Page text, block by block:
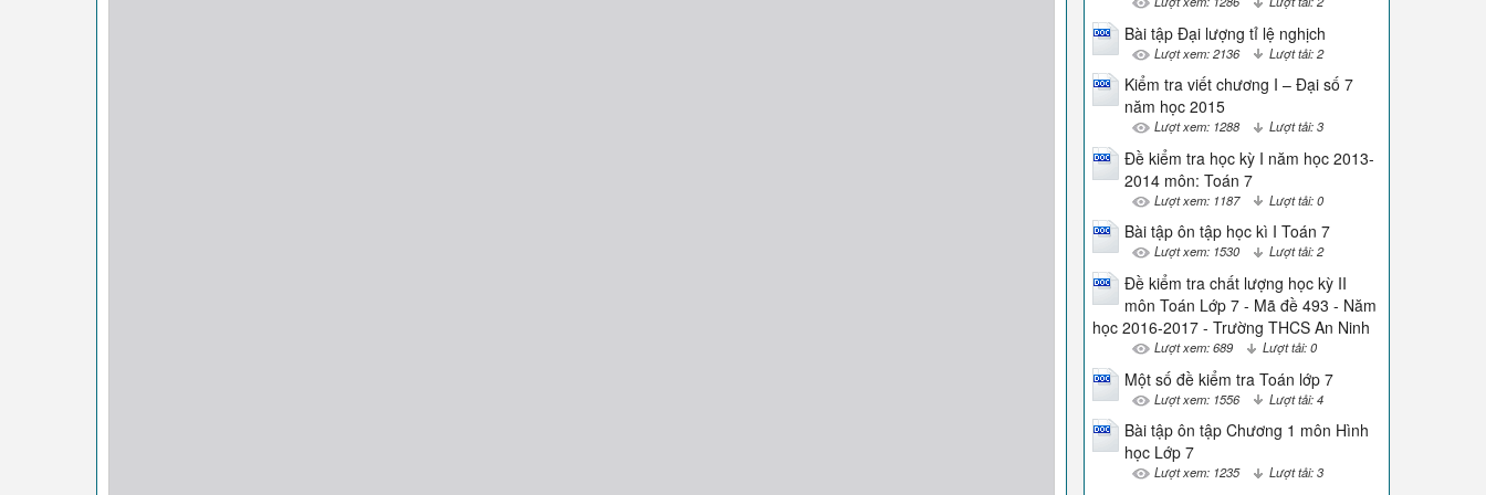
Bài tập Đại lượng tỉ lệ nghịch
Lượt xem: 2136 Lượt tải: 2
Kiểm tra viết chương I – Đại số 7
năm học 2015
Lượt xem: 1288 Lượt tải: 3
Đề kiểm tra học kỳ I năm học 2013-
2014 môn: Toán 7
Lượt xem: 1187 Lượt tải: 0
Bài tập ôn tập học kì I Toán 7
Lượt xem: 1530 Lượt tải: 2
Đề kiểm tra chất lượng học kỳ II
môn Toán Lớp 7 - Mã đề 493 - Năm
học 2016-2017 - Trường THCS An Ninh
Lượt xem: 689 Lượt tải: 0
Một số đề kiểm tra Toán lớp 7
Lượt xem: 1556 Lượt tải: 4
Bài tập ôn tập Chương 1 môn Hình
học Lớp 7
Lượt xem: 1235 Lượt tải: 3